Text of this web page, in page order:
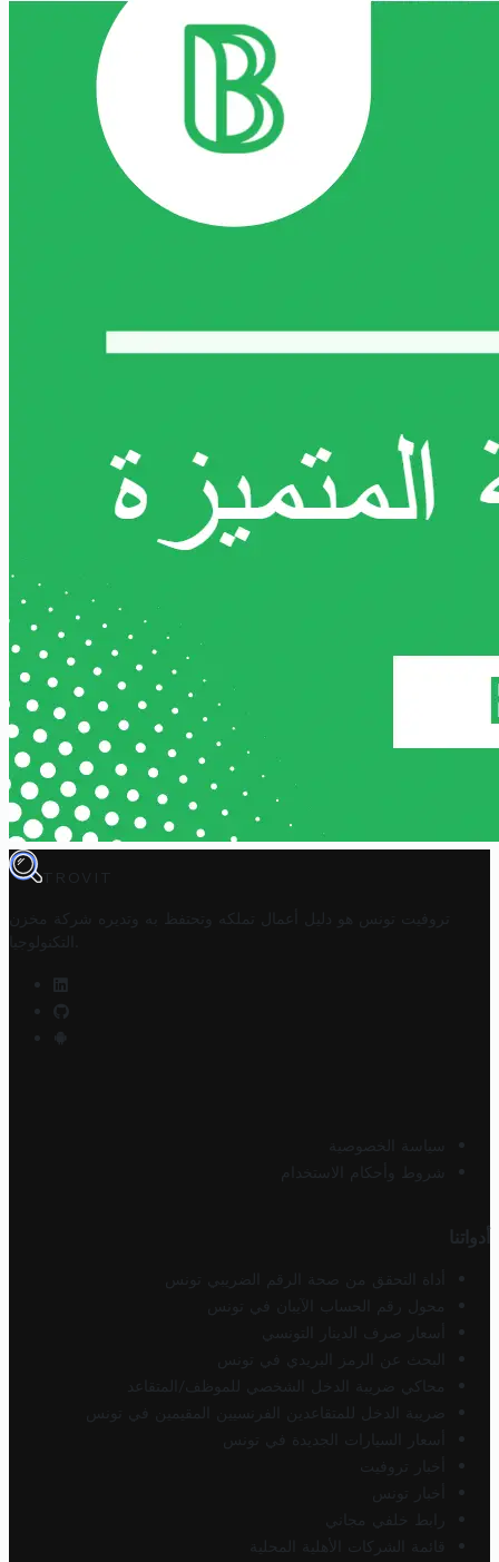
TROVIT
تروفيت تونس هو دليل أعمال تملكه وتحتفظ به وتديره
شركة مخزن
التكنولوجيا
سياسة الخصوصية
شروط وأحكام الاستخدام
أدواتنا
أداة التحقق من صحة الرقم الضريبي تونس
محول رقم الحساب الآيبان في تونس
أسعار صرف الدينار التونسي
البحث عن الرمز البريدي في تونس
محاكي ضريبة الدخل الشخصي للموظف/المتقاعد
ضريبة الدخل للمتقاعدين الفرنسيين المقيمين في تونس
أسعار السيارات الجديدة في تونس
أخبار تروفيت
أخبار تونس
رابط خلفي مجاني
قائمة الشركات الأهلية المحلية